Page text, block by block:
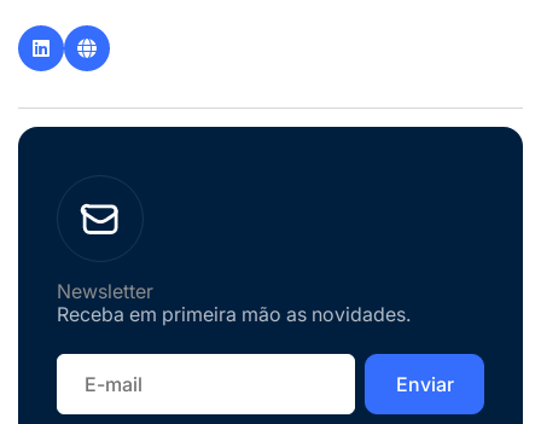
Newsletter
Receba em primeira mão as novidades.